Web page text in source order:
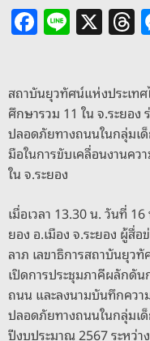
F
a
e
b
o
o
k
Li
n
X T
h
a
d
s
สถาบันยุวทัศน์แห่งประเท
ศึกษารวม 11 ใน จ.ระยอง
ปลอดภัยทางถนนในกลุ่มเด็
มือในการขับเคลื่อนงานค
ใน จ.ระยอง
เมื่อเวลา 13.30 น. วันที่
ยอง อ.เมือง จ.ระยอง ผู้สื่
ลาภ เลขาธิการสถาบันยุว
เปิดการประชุมภาคีผลักดั
ถนน และลงนามบันทึกควา
ปลอดภัยทางถนนในกลุ่มเด็
ปีงบประมาณ 2567 ระหว่